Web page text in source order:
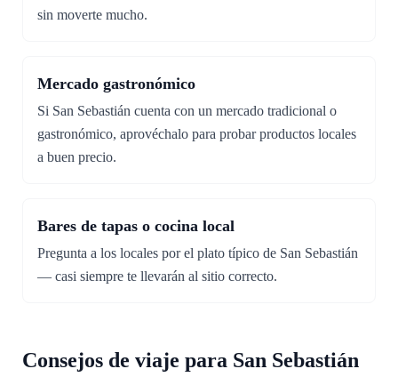
sin moverte mucho.
Mercado gastronómico
Si San Sebastián cuenta con un mercado tradicional o
gastronómico, aprovéchalo para probar productos locales
a buen precio.
Bares de tapas o cocina local
Pregunta a los locales por el plato típico de San Sebastián
— casi siempre te llevarán al sitio correcto.
Consejos de viaje para San Sebastián